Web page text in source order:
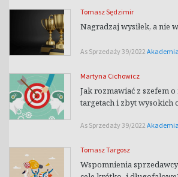
Tomasz Sędzimir
Nagradzaj wysiłek, a nie
As Sprzedaży 39/2022
Martyna Cichowicz
Jak rozmawiać z szefem
targetach i zbyt wysokich
As Sprzedaży 39/2022
Tomasz Targosz
Wspomnienia